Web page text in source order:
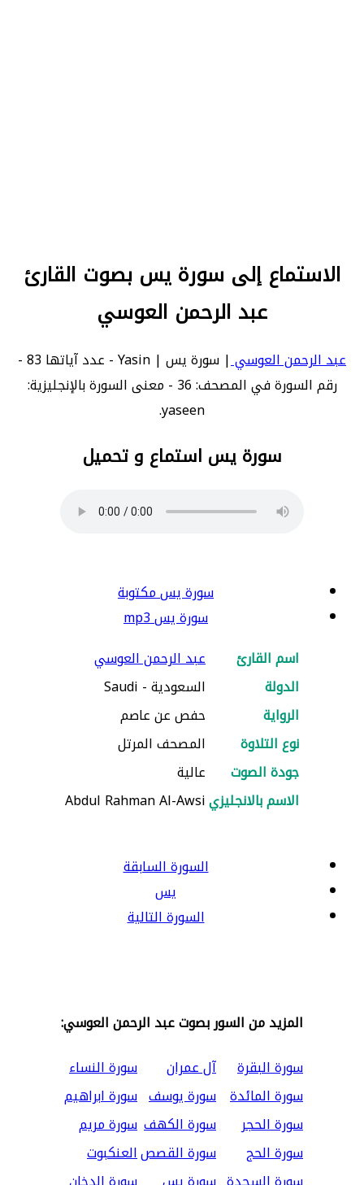
الاستماع إلى سورة يس بصوت القارئ
عبد الرحمن العوسي
عبد الرحمن العوسي
| سورة يس | Yasin - عدد آياتها 83 -
رقم السورة في المصحف: 36 - معنى السورة بالإنجليزية:
yaseen.
سورة يس استماع و تحميل
سورة يس مكتوبة
سورة يس mp3
اسم القارئ
عبد الرحمن العوسي
الدولة
السعودية - Saudi
الرواية
حفص عن عاصم
نوع التلاوة
المصحف المرتل
جودة الصوت
عالية
الاسم بالانجليزيAbdul Rahman Al-Awsi
السورة السابقة
يس
السورة التالية
المزيد من السور بصوت عبد الرحمن العوسي:
سورة البقرة
آل عمران
سورة النساء
سورة المائدة سورة يوسف سورة ابراهيم
سورة الحجر
سورة الكهف سورة مريم
سورة الحج
سورة القصصالعنكبوت